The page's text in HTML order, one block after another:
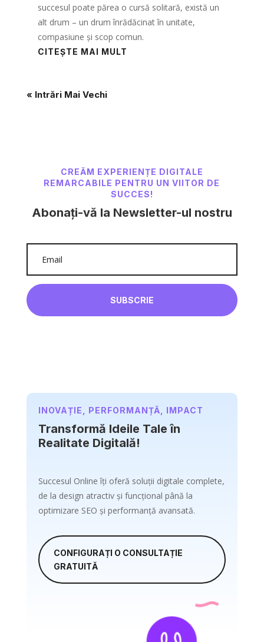
succesul poate părea o cursă solitară, există un
alt drum – un drum înrădăcinat în unitate,
compasiune și scop comun.
CITEȘTE MAI MULT
« Intrări Mai Vechi
CREĂM EXPERIENȚE DIGITALE
REMARCABILE PENTRU UN VIITOR DE
SUCCES!
Abonați-vă la Newsletter-ul nostru
SUBSCRIE
INOVAȚIE, PERFORMANȚĂ, IMPACT
Transformă Ideile Tale în
Realitate Digitală!
Succesul Online îți oferă soluții digitale complete,
de la design atractiv și funcțional până la
optimizare SEO și performanță avansată.
CONFIGURAȚI O CONSULTAȚIE
GRATUITĂ